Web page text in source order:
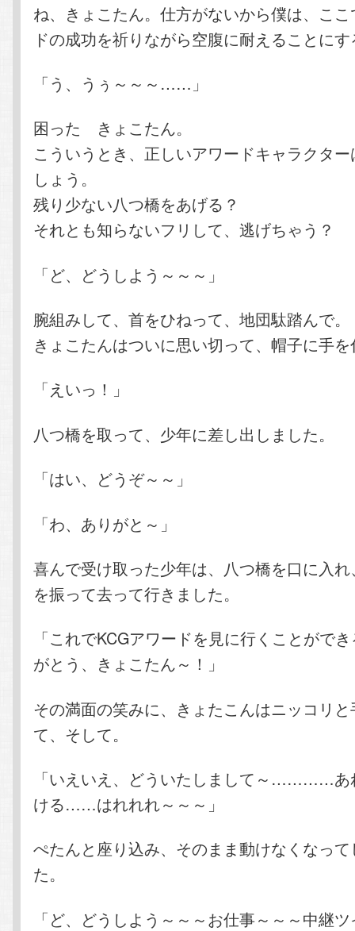
ね、きょこたん。仕方がないから僕は、こ
ドの成功を祈りながら空腹に耐えることに
「う、うぅ～～～……」
困った きょこたん。
こういうとき、正しいアワードキャラクタ
しょう。
残り少ない八つ橋をあげる？
それとも知らないフリして、逃げちゃう？
「ど、どうしよう～～～」
腕組みして、首をひねって、地団駄踏んで。
きょこたんはついに思い切って、帽子に手
「えいっ！」
八つ橋を取って、少年に差し出しました。
「はい、どうぞ～～」
「わ、ありがと～」
喜んで受け取った少年は、八つ橋を口に入
を振って去って行きました。
「これでKCGアワードを見に行くことがで
がとう、きょこたん～！」
その満面の笑みに、きょたこんはニッコリ
て、そして。
「いえいえ、どういたしまして～…………あ
ける……はれれれ～～～」
ぺたんと座り込み、そのまま動けなくなっ
た。
「ど、どうしよう～～～お仕事～～～中継